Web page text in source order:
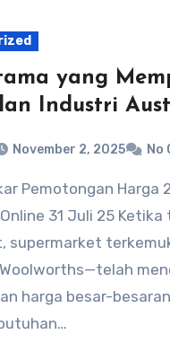
yang
Industri
November 2, 2025 No
31 Juli 25
supermarket
harga besar-